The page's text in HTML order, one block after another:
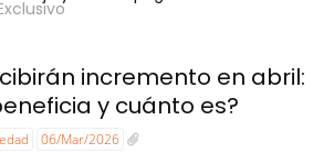
incremento en abril:
y cuánto es?
06/Mar/2026